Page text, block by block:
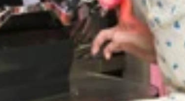
ＣＲ戦国無双」